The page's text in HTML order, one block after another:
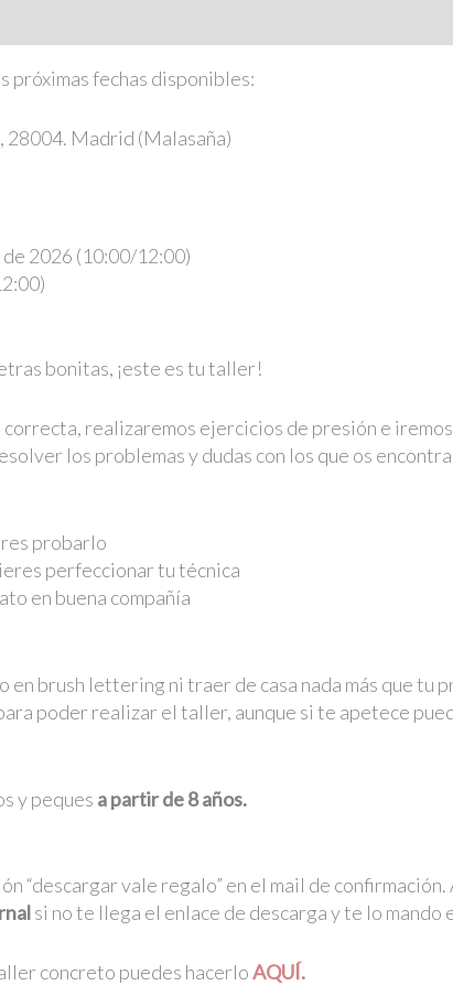
próximas fechas disponibles:
28004. Madrid (Malasaña)
2026 (10:00/12:00)
bonitas, ¡este es tu taller!
realizaremos ejercicios de presión e
los problemas y dudas con los que os
probarlo
perfeccionar tu técnica
en buena compañía
brush lettering ni traer de casa nada más que tu
poder realizar el taller, aunque si te apetece
y peques a partir de 8 años.
“descargar vale regalo” en el mail de
si no te llega el enlace de descarga y te lo mando
concreto puedes hacerloAQUÍ.